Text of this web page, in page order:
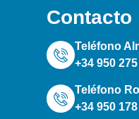
Contacto
Teléfono
+34 950
Teléfono
+34 950